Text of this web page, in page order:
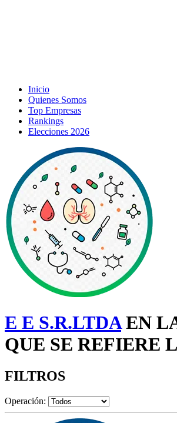
Inicio
Quienes Somos
Top Empresas
Rankings
Elecciones 2026
E E S.R.LTDAEN
QUE SE REFIERE
FILTROS
Operación: